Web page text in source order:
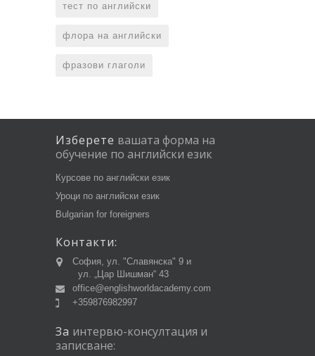
тест по английски
флора на английски
фразови глаголи
Изберете вашата форма на
обучение по английски език
Курсове по английски език
Уроци по английски език
Bulgarian for foreigners
Контакти:
София, ул. "Славянска" 9 и
ул. „Цар Шишман“ 43
office@englishworldacademy.com
+359876982997
За интервю-консултация и
записване: